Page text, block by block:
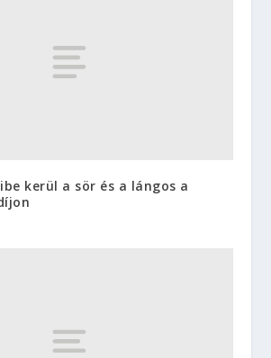
kerül a sör és a lángos a